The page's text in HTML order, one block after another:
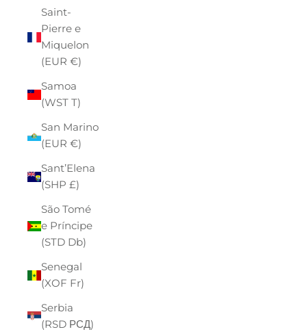
Saint-
Pierre e
Miquelon
(EUR €)
Samoa
(WST T)
San Marino
(EUR €)
Sant’Elena
(SHP £)
São Tomé
e Príncipe
(STD Db)
Senegal
(XOF Fr)
Serbia
(RSD РСД)